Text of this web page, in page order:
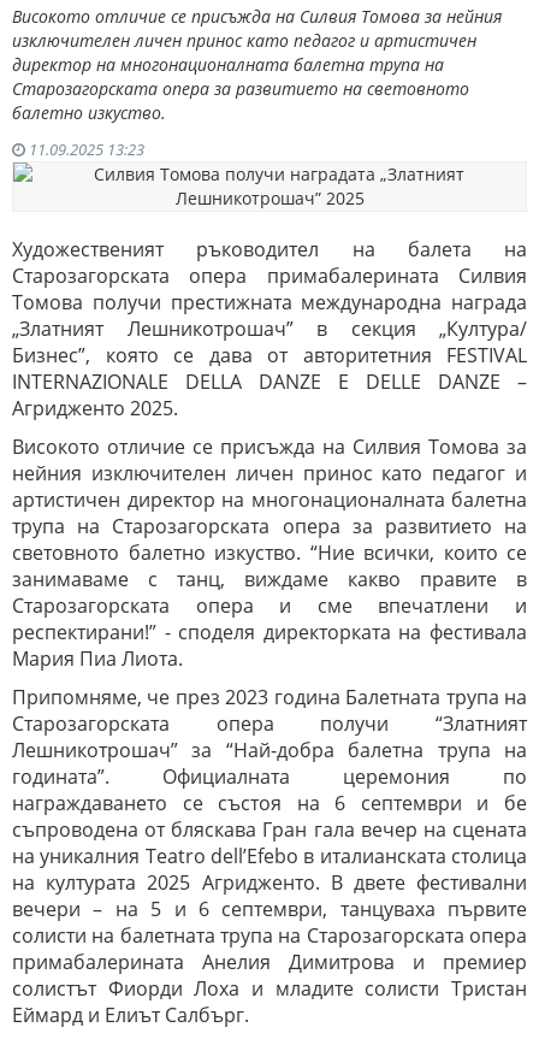
Високото отличие се присъжда на Силвия Томова за нейния
изключителен личен принос като педагог и артистичен
директор на многонационалната балетна трупа на
Старозагорската опера за развитието на световното
балетно изкуство.
11.09.2025 13:23
Художественият ръководител на балета на
Старозагорската опера примабалерината Силвия
Томова получи престижната международна награда
„Златният Лешникотрошач” в секция „Култура/
Бизнес”, която се дава от авторитетния FESTIVAL
INTERNAZIONALE DELLA DANZE E DELLE DANZE –
Агридженто 2025.
Високото отличие се присъжда на Силвия Томова за
нейния изключителен личен принос като педагог и
артистичен директор на многонационалната балетна
трупа на Старозагорската опера за развитието на
световното балетно изкуство. “Ние всички, които се
занимаваме с танц, виждаме какво правите в
Старозагорската опера и сме впечатлени и
респектирани!” - споделя директорката на фестивала
Мария Пиа Лиота.
Припомняме, че през 2023 година Балетната трупа на
Старозагорската опера получи “Златният
Лешникотрошач” за “Най-добра балетна трупа на
годината”. Официалната церемония по
награждаването се състоя на 6 септември и бе
съпроводена от бляскава Гран гала вечер на сцената
на уникалния Teatro dell’Efebo в италианската столица
на културата 2025 Агридженто. В двете фестивални
вечери – на 5 и 6 септември, танцуваха първите
солисти на балетната трупа на Старозагорската опера
примабалерината Анелия Димитрова и премиер
солистът Фиорди Лоха и младите солисти Тристан
Еймард и Елиът Салбърг.